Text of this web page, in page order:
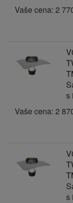
Vaše cena: 2
s
Vaše cena: 2
s